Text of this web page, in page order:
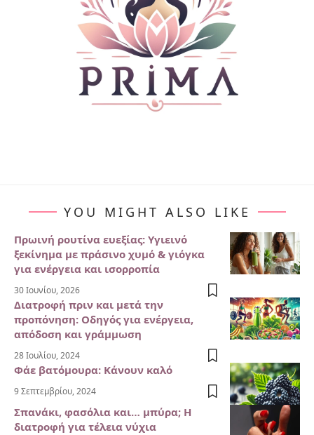
YOU MIGHT ALSO LIKE
Πρωινή ρουτίνα ευεξίας: Υγιεινό
ξεκίνημα με πράσινο χυμό & γιόγκα
για ενέργεια και ισορροπία
30 Ιουνίου, 2026
Διατροφή πριν και μετά την
προπόνηση: Οδηγός για ενέργεια,
απόδοση και γράμμωση
28 Ιουλίου, 2024
Φάε βατόμουρα: Κάνουν καλό
9 Σεπτεμβρίου, 2024
Σπανάκι, φασόλια και… μπύρα; Η
διατροφή για τέλεια νύχια